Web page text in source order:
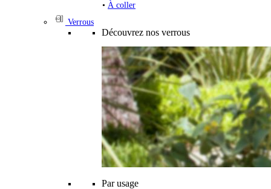
• À coller
Verrous
Découvrez nos verrous
Par usage